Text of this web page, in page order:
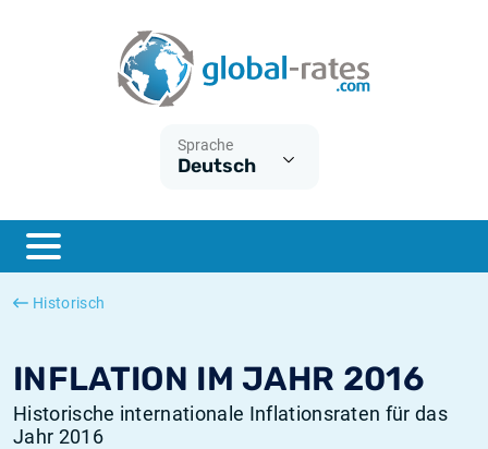
Sprache
Deutsch
Historisch
INFLATION IM JAHR 2016
Historische internationale Inflationsraten für das
Jahr 2016
ESTER
SONIA
Was ist die VPI-Inflation?
Was ist die HVPI-Inflation?
Deutsche inflation
Europäische inflation
Historische Euribor-Sätze
Historische ESTER-Sätze
Historische SOFR-Sätze
Historische SONIA-Sätze
Inflationsrechner